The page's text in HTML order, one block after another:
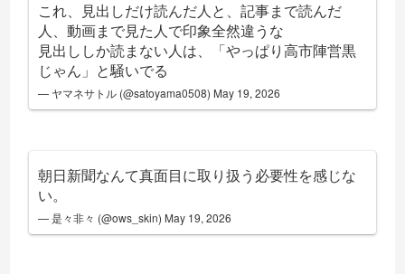
これ、見出しだけ読んだ人と、記事まで読んだ
人、動画まで見た人で印象全然違うな
見出ししか読まない人は、「やっぱり高市陣営黒
じゃん」と騒いでる
— ヤマネサトル (@satoyama0508) May 19, 2026
朝日新聞なんて真面目に取り扱う必要性を感じな
い。
— 是々非々 (@ows_skin) May 19, 2026